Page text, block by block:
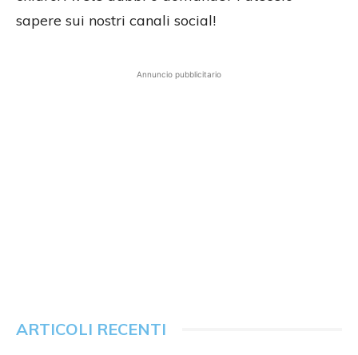
sapere sui nostri canali social!
Annuncio pubblicitario
ARTICOLI RECENTI